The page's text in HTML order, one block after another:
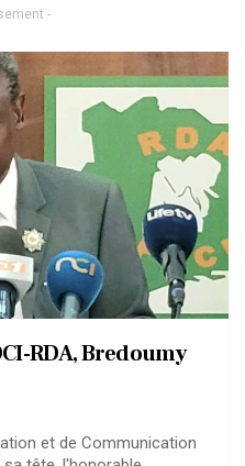
-
RDA, Bredoumy
et de Communication